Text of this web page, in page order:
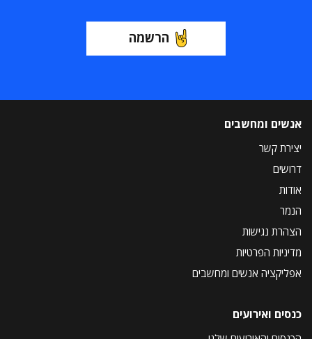
הרשמה
אנשים ומחשבים
יצירת קשר
דרושים
אודות
הנמר
הצהרת נגישות
מדיניות הפרטיות
אפליקציה אנשים ומחשבים
כנסים ואירועים